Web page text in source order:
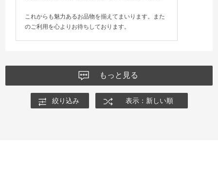
これからも魅力あるお品物を揃えてまいります。また
のご利用を心よりお待ちしております。
もっと見る
絞り込み 表示：新しい順